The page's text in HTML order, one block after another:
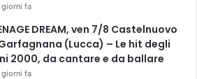
giorni fa
DREAM, ven 7/8 Castelnuovo
(Lucca) – Le hit degli
2000, da cantare e da ballare
giorni fa